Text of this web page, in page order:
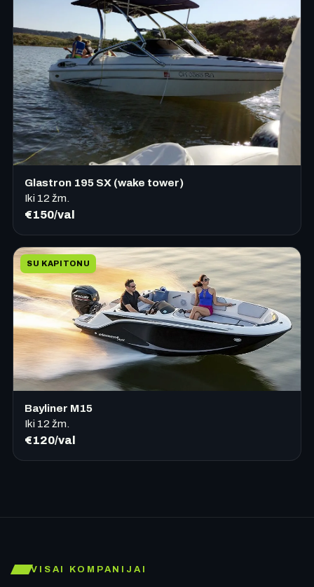
Glastron 195 SX (wake tower)
Iki 12 žm.
€150/val
SU KAPITONU
Bayliner M15
Iki 12 žm.
€120/val
VISAI KOMPANIJAI